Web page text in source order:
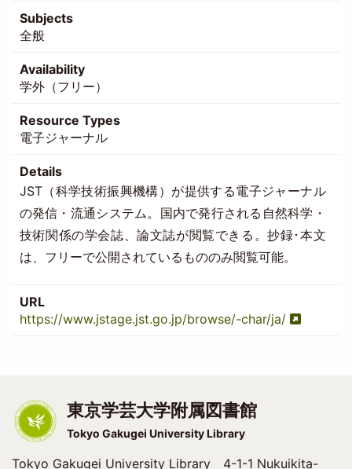
Subjects
全般
Availability
学外（フリー）
Resource Types
電子ジャーナル
Details
JST（科学技術振興機構）が提供する電子ジャーナル
の発信・流通システム。国内で発行される自然科学・
技術関係の学会誌、論文誌が閲覧できる。抄録･本文
は、フリーで公開されているもののみ閲覧可能。
URL
https://www.jstage.jst.go.jp/browse/-char/ja/
東京学芸大学附属図書館
Tokyo Gakugei University Library
Tokyo Gakugei University Library 4-1-1 Nukuikita-